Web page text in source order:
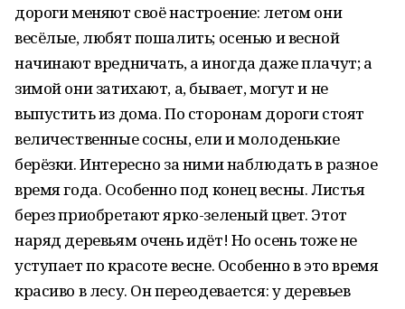
дороги меняют своё настроение: летом они
весёлые, любят пошалить; осенью и весной
начинают вредничать, а иногда даже плачут; а
зимой они затихают, а, бывает, могут и не
выпустить из дома. По сторонам дороги стоят
величественные сосны, ели и молоденькие
берёзки. Интересно за ними наблюдать в разное
время года. Особенно под конец весны. Листья
берез приобретают ярко-зеленый цвет. Этот
наряд деревьям очень идёт! Но осень тоже не
уступает по красоте весне. Особенно в это время
красиво в лесу. Он переодевается: у деревьев